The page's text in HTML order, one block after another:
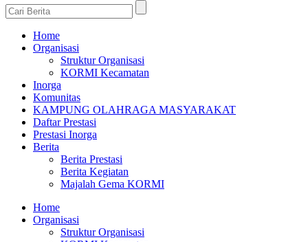
Home
Organisasi
Struktur Organisasi
KORMI Kecamatan
Inorga
Komunitas
KAMPUNG OLAHRAGA MASYARAKAT
Daftar Prestasi
Prestasi Inorga
Berita
Berita Prestasi
Berita Kegiatan
Majalah Gema KORMI
Home
Organisasi
Struktur Organisasi